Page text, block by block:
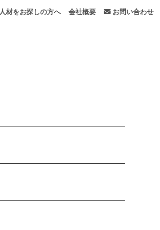
人材をお探しの方へ 会社概要 お問い合わせ